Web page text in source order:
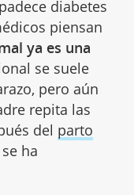
diabetes
piensan
ya es una
se suele
pero aún
repita las
del parto
ha